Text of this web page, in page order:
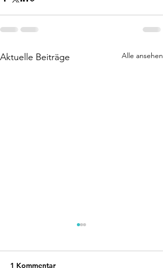
Aktuelle Beiträge Alle ansehen
1 Kommentar